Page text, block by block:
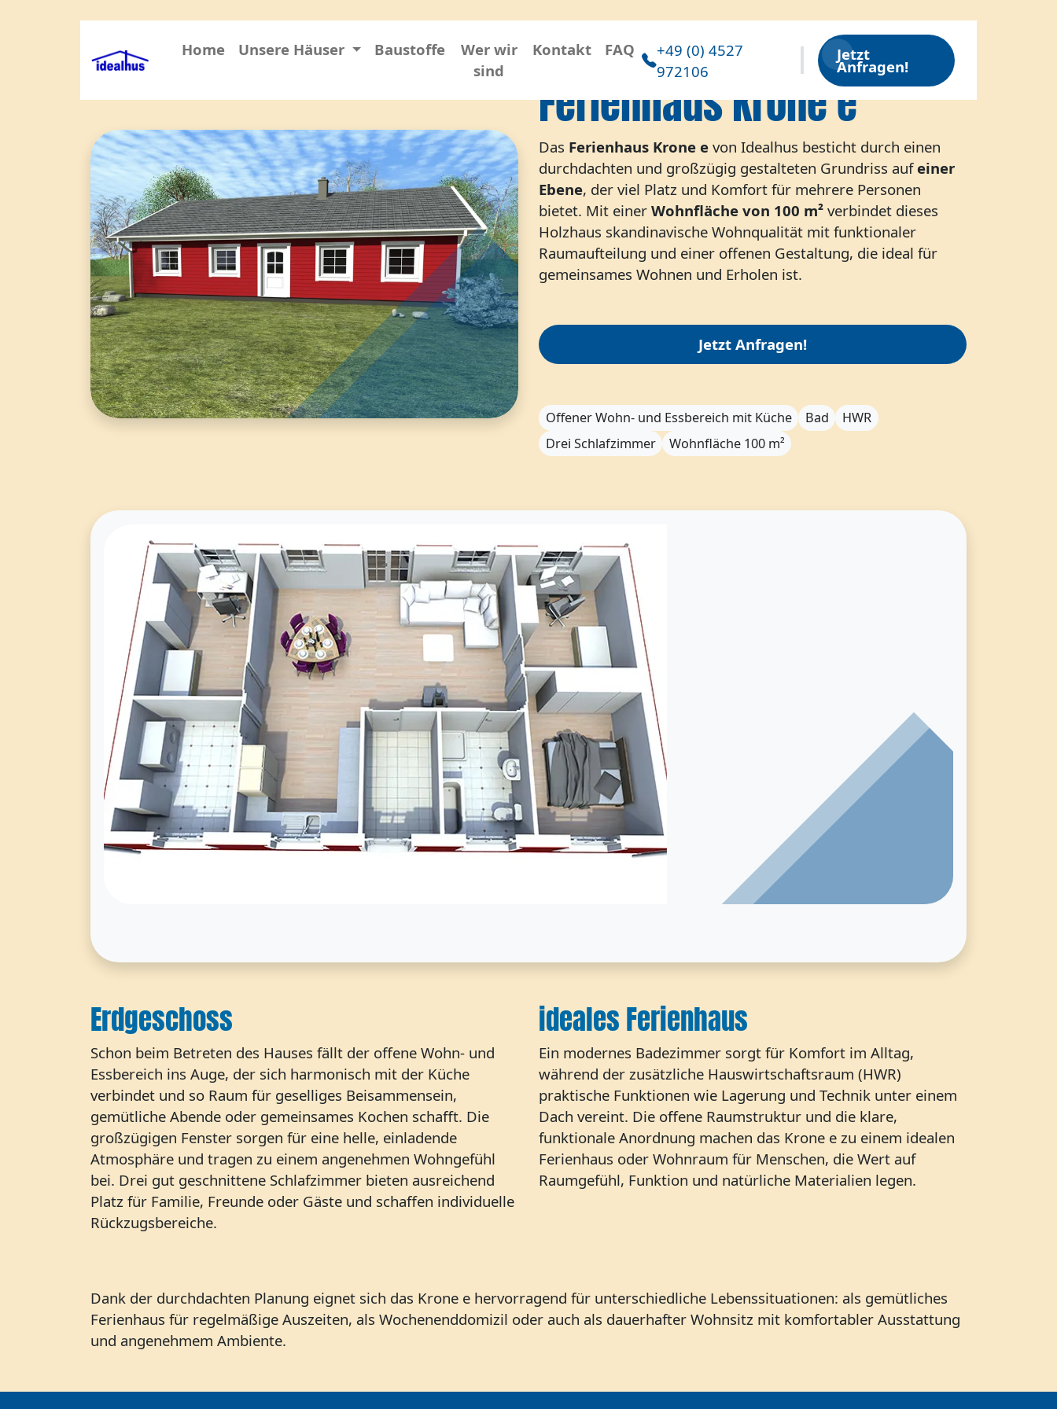
Navigation überspringen
Home Unsere Häuser Baustoffe
Wer wir
sind
Kontakt FAQ
+49 (0) 4527
972106
Jetzt
Anfragen!
Ferienhaus Krone e
Das Ferienhaus Krone evon Idealhus besticht durch einen
durchdachten und großzügig gestalteten Grundriss aufeiner
Ebene, der viel Platz und Komfort für mehrere Personen
bietet. Mit einer Wohnfläche von 100 m²verbindet dieses
Holzhaus skandinavische Wohnqualität mit funktionaler
Raumaufteilung und einer offenen Gestaltung, die ideal für
gemeinsames Wohnen und Erholen ist.
Jetzt Anfragen!
Offener Wohn- und Essbereich mit Küche Bad
HWR
Drei Schlafzimmer
Wohnfläche 100 m²
Erdgeschoss
Schon beim Betreten des Hauses fällt der offene Wohn- und
Essbereich ins Auge, der sich harmonisch mit der Küche
verbindet und so Raum für geselliges Beisammensein,
gemütliche Abende oder gemeinsames Kochen schafft. Die
großzügigen Fenster sorgen für eine helle, einladende
Atmosphäre und tragen zu einem angenehmen Wohngefühl
bei. Drei gut geschnittene Schlafzimmer bieten ausreichend
Platz für Familie, Freunde oder Gäste und schaffen individuelle
Rückzugsbereiche.
ideales Ferienhaus
Ein modernes Badezimmer sorgt für Komfort im Alltag,
während der zusätzliche Hauswirtschaftsraum (HWR)
praktische Funktionen wie Lagerung und Technik unter einem
Dach vereint. Die offene Raumstruktur und die klare,
funktionale Anordnung machen das Krone e zu einem idealen
Ferienhaus oder Wohnraum für Menschen, die Wert auf
Raumgefühl, Funktion und natürliche Materialien legen.
Dank der durchdachten Planung eignet sich das Krone e hervorragend für unterschiedliche Lebenssituationen: als gemütliches
Ferienhaus für regelmäßige Auszeiten, als Wochenenddomizil oder auch als dauerhafter Wohnsitz mit komfortabler Ausstattung
und angenehmem Ambiente.